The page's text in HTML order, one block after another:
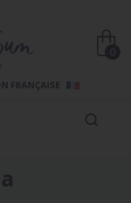
0
FRANÇAISE